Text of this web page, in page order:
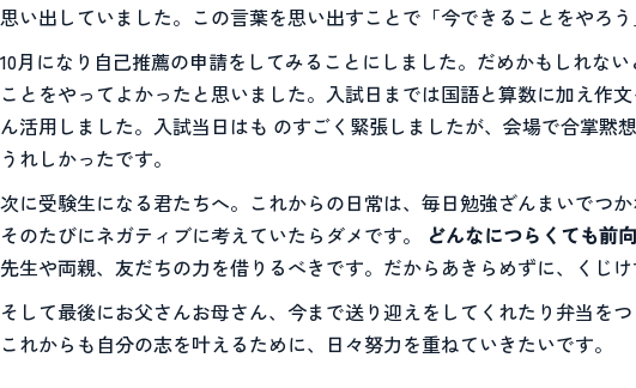
思い出していました。この言葉を思い出すことで「今できることをやろ
10月になり自己推薦の申請をしてみることにしました。だめかもしれな
ことをやってよかったと思いました。入試日までは国語と算数に加え作
ん活用しました。入試当日はも のすごく緊張しましたが、会場で合掌
うれしかったです。
次に受験生になる君たちへ。これからの日常は、毎日勉強ざんまいでつ
そのたびにネガティブに考えていたらダメです。
どんなにつらくても前
先生や両親、友だちの力を借りるべきです。だからあきらめずに、くじ
そして最後にお父さんお母さん、今まで送り迎えをしてくれたり弁当を
これからも自分の志を叶えるために、日々努力を重ねていきたいです。